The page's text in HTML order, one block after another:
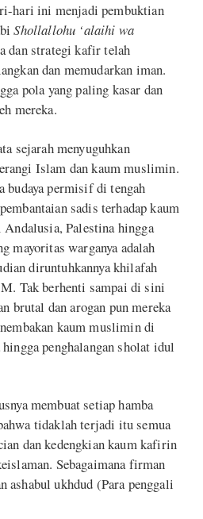
hari ini menjadi pembuktian
Shollallohu ‘alaihi wa
dan strategi kafir telah
dan memudarkan iman.
pola yang paling kasar dan
mereka.
sejarah menyuguhkan
Islam dan kaum muslimin.
budaya permisif di tengah
sadis terhadap kaum
Palestina hingga
mayoritas warganya adalah
diruntuhkannya khilafah
Tak berhenti sampai di sini
brutal dan arogan pun mereka
kaum muslimin di
penghalangan sholat idul
membuat setiap hamba
tidaklah terjadi itu semua
dan kedengkian kaum kafirin
Sebagaimana firman
ashabul ukhdud (Para penggali